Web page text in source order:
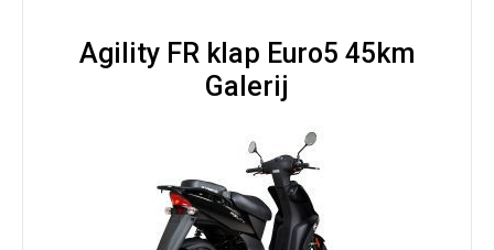
Agility FR klap Euro5 45km
Galerij